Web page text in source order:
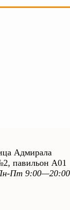
Адмирала
павильон А01
Пт